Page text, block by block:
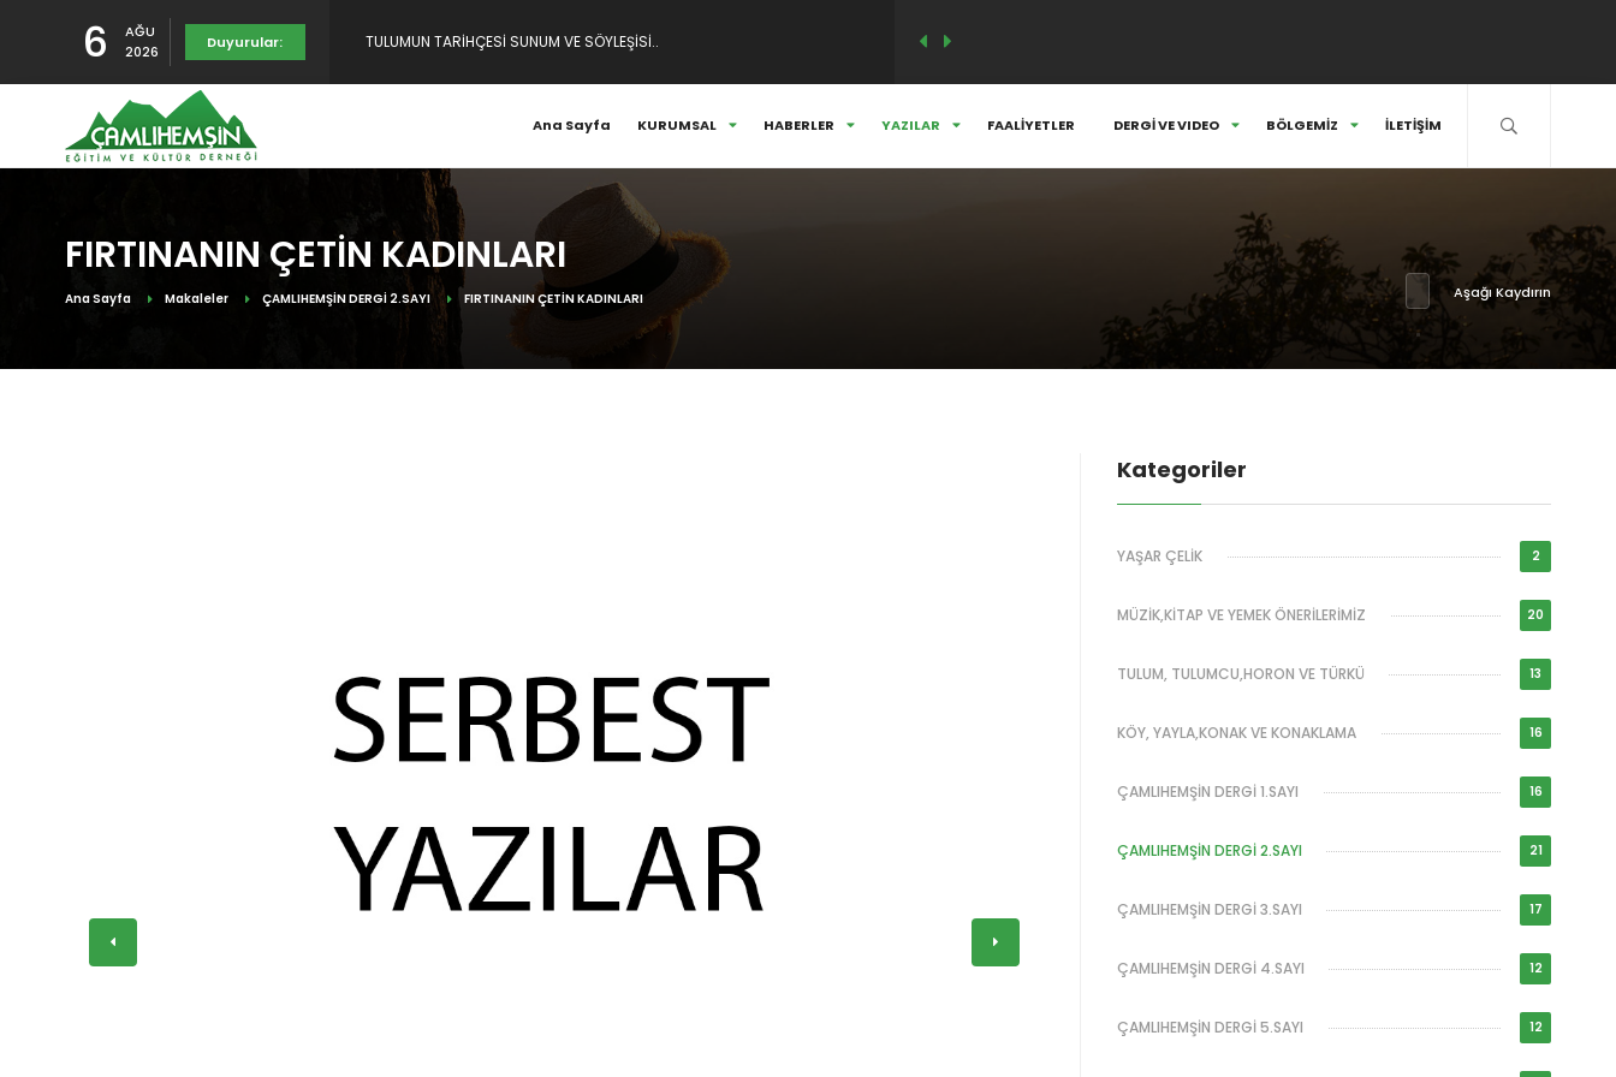
6
AĞU
2026
Duyurular: TULUMUN TARİHÇESİ SUNUM VE SÖYLEŞİSİ..
RAHMET, MİNNET VE ŞÜKRANLARIMIZLA HER DAİM ANIYORUZ...
YENİDEN YAYINDAYIZ
Ana Sayfa KURUMSAL HABERLER YAZILAR FAALİYETLER DERGİ VE VIDEO BÖLGEMİZ İLETİŞİM
FIRTINANIN ÇETİN KADINLARI
Ana Sayfa Makaleler ÇAMLIHEMŞİN DERGİ 2.SAYI FIRTINANIN ÇETİN KADINLARI Aşağı Kaydırın
Kategoriler
YAŞAR ÇELİK 2
MÜZİK,KİTAP VE YEMEK ÖNERİLERİMİZ 20
TULUM, TULUMCU,HORON VE TÜRKÜ 13
KÖY, YAYLA,KONAK VE KONAKLAMA 16
ÇAMLIHEMŞİN DERGİ 1.SAYI 16
ÇAMLIHEMŞİN DERGİ 2.SAYI 21
ÇAMLIHEMŞİN DERGİ 3.SAYI 17
ÇAMLIHEMŞİN DERGİ 4.SAYI 12
ÇAMLIHEMŞİN DERGİ 5.SAYI 12